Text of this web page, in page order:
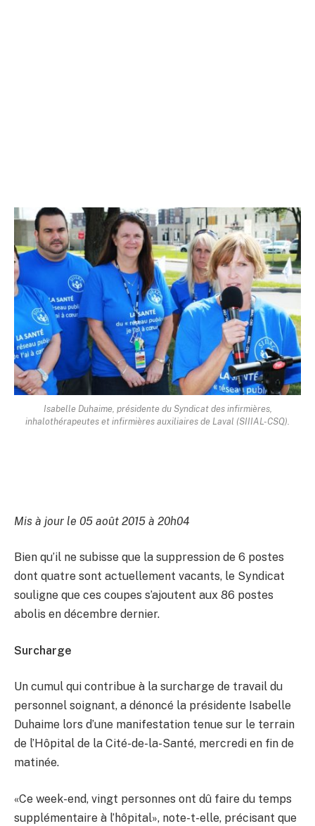
Isabelle Duhaime, présidente du Syndicat des infirmières,
inhalothérapeutes et infirmières auxiliaires de Laval (SIIIAL-CSQ).
Mis à jour le 05 août 2015 à 20h04
Bien qu’il ne subisse que la suppression de 6 postes
dont quatre sont actuellement vacants, le Syndicat
souligne que ces coupes s’ajoutent aux 86 postes
abolis en décembre dernier.
Surcharge
Un cumul qui contribue à la surcharge de travail du
personnel soignant, a dénoncé la présidente Isabelle
Duhaime lors d’une manifestation tenue sur le terrain
de l’Hôpital de la Cité-de-la-Santé, mercredi en fin de
matinée.
«Ce week-end, vingt personnes ont dû faire du temps
supplémentaire à l’hôpital», note-t-elle, précisant que